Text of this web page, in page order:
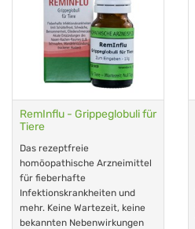
RemInflu - Grippeglobuli für
Tiere
Das rezeptfreie
homöopathische Arzneimittel
für fieberhafte
Infektionskrankheiten und
mehr. Keine Wartezeit, keine
bekannten Nebenwirkungen